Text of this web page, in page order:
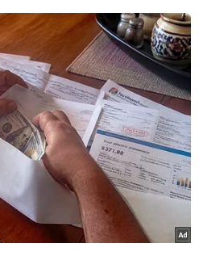
2,8 tỷ USD trong tháng
chốt của tăng trưởng,
kỳ năm 2022, bằng tốc độ
tư nhân giảm 0,3%
khi đầu tư tư nhân giảm
trưởng vượt dự kiến